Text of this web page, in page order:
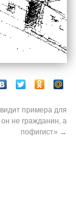
примера для
не гражданин, а
пофигист» →